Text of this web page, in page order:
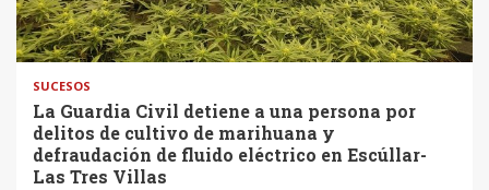
SUCESOS
La Guardia Civil detiene a una persona por
delitos de cultivo de marihuana y
defraudación de fluido eléctrico en Escúllar-
Las Tres Villas